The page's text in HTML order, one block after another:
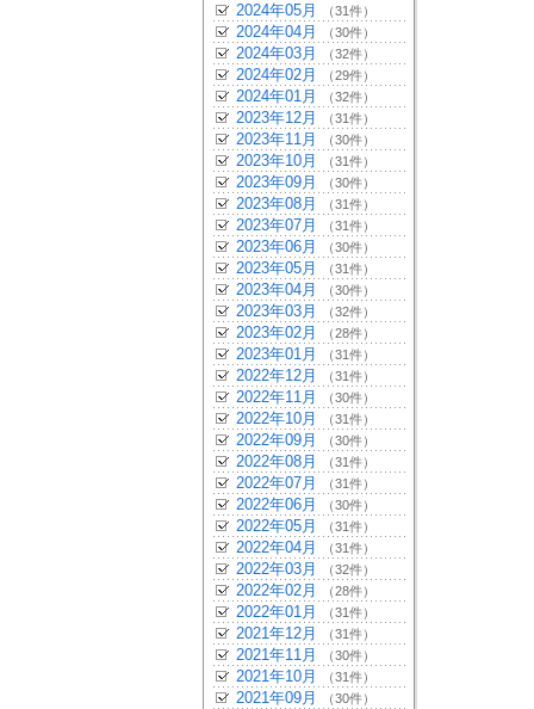
2024年05月 （31件）
2024年04月 （30件）
2024年03月 （32件）
2024年02月 （29件）
2024年01月 （32件）
2023年12月 （31件）
2023年11月 （30件）
2023年10月 （31件）
2023年09月 （30件）
2023年08月 （31件）
2023年07月 （31件）
2023年06月 （30件）
2023年05月 （31件）
2023年04月 （30件）
2023年03月 （32件）
2023年02月 （28件）
2023年01月 （31件）
2022年12月 （31件）
2022年11月 （30件）
2022年10月 （31件）
2022年09月 （30件）
2022年08月 （31件）
2022年07月 （31件）
2022年06月 （30件）
2022年05月 （31件）
2022年04月 （31件）
2022年03月 （32件）
2022年02月 （28件）
2022年01月 （31件）
2021年12月 （31件）
2021年11月 （30件）
2021年10月 （31件）
2021年09月 （30件）